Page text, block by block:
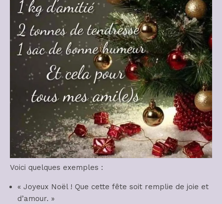
Voici quelques exemples :
« Joyeux Noël ! Que cette fête soit remplie de joie et
d’amour. »